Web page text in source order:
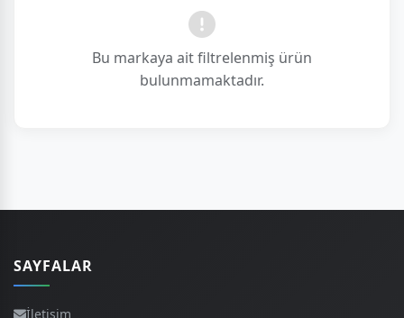
Bu markaya ait filtrelenmiş ürün
bulunmamaktadır.
SAYFALAR
İletişim